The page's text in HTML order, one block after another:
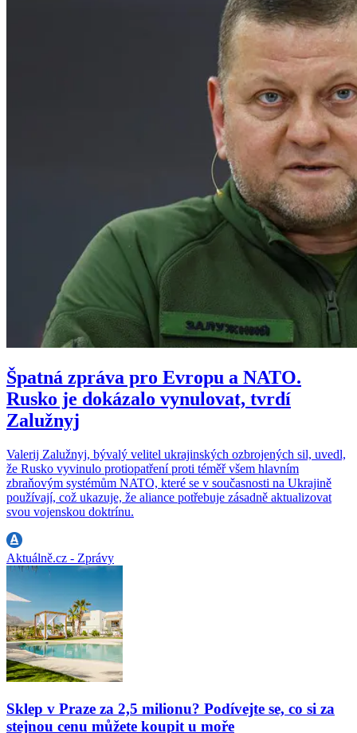
Špatná zpráva pro Evropu a NATO.
Rusko je dokázalo vynulovat, tvrdí
Zalužnyj
Valerij Zalužnyj, bývalý velitel ukrajinských ozbrojených sil, uvedl,
že Rusko vyvinulo protiopatření proti téměř všem hlavním
zbraňovým systémům NATO, které se v současnosti na Ukrajině
používají, což ukazuje, že aliance potřebuje zásadně aktualizovat
svou vojenskou doktrínu.
Aktuálně.cz - Zprávy
Sklep v Praze za 2,5 milionu? Podívejte se, co si za
stejnou cenu můžete koupit u moře